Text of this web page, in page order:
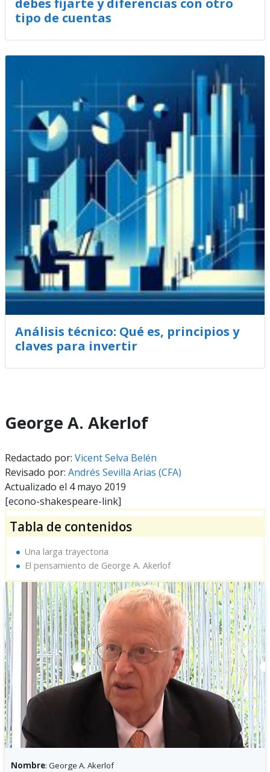
George A. Akerlof
Redactado por: Vicent Selva Belén
Revisado por: Andrés Sevilla Arias (CFA)
Actualizado el 4 mayo 2019
[econo-shakespeare-link]
Tabla de contenidos
Una larga trayectoria
El pensamiento de George A. Akerlof
Nombre: George A. Akerlof
debes fijarte y diferencias con otro
tipo de cuentas
Análisis técnico: Qué es, principios y
claves para invertir